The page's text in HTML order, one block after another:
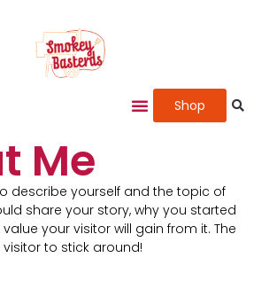
Shop
Me
describe yourself and the topic of
share your story, why you started
your visitor will gain from it. The
to stick around!